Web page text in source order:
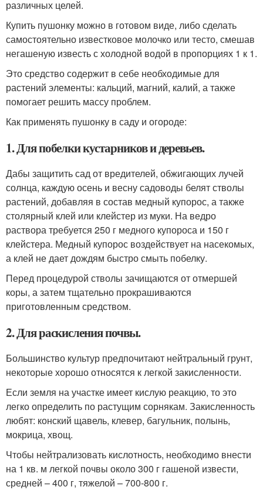
различных целей.
Купить пушонку можно в готовом виде, либо сделать
самостоятельно известковое молочко или тесто, смешав
негашеную известь с холодной водой в пропорциях 1 к 1.
Это средство содержит в себе необходимые для
растений элементы: кальций, магний, калий, а также
помогает решить массу проблем.
Как применять пушонку в саду и огороде:
1. Для побелки кустарников и деревьев.
Дабы защитить сад от вредителей, обжигающих лучей
солнца, каждую осень и весну садоводы белят стволы
растений, добавляя в состав медный купорос, а также
столярный клей или клейстер из муки. На ведро
раствора требуется 250 г медного купороса и 150 г
клейстера. Медный купорос воздействует на насекомых,
а клей не дает дождям быстро смыть побелку.
Перед процедурой стволы зачищаются от отмершей
коры, а затем тщательно прокрашиваются
приготовленным средством.
2. Для раскисления почвы.
Большинство культур предпочитают нейтральный грунт,
некоторые хорошо относятся к легкой закисленности.
Если земля на участке имеет кислую реакцию, то это
легко определить по растущим сорнякам. Закисленность
любят: конский щавель, клевер, багульник, полынь,
мокрица, хвощ.
Чтобы нейтрализовать кислотность, необходимо внести
на 1 кв. м легкой почвы около 300 г гашеной извести,
средней – 400 г, тяжелой – 700-800 г.